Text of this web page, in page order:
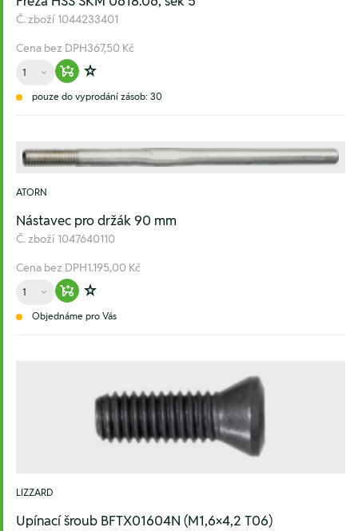
Č. zboží 1044233401
Cena bez DPH367,50 Kč
Množství
Warenkorb hinzufügen
Zur Wunschliste hinzufügen
pouze do vyprodání zásob: 30
ATORN
Nástavec pro držák 90 mm
Č. zboží 1047640110
Cena bez DPH1.195,00 Kč
Množství
Warenkorb hinzufügen
Zur Wunschliste hinzufügen
Objednáme pro Vás
LIZZARD
Upínací šroub BFTX01604N (M1,6×4,2 T06)